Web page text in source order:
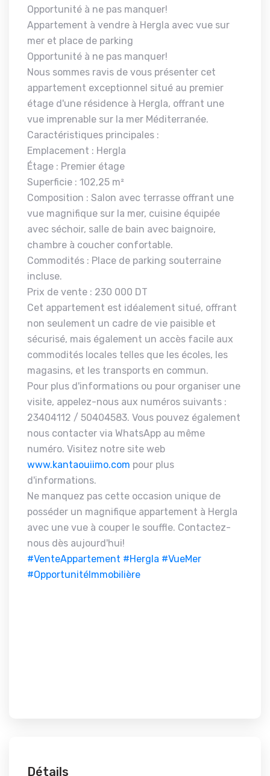
Opportunité à ne pas manquer!
Appartement à vendre à Hergla avec vue sur
mer et place de parking
Opportunité à ne pas manquer!
Nous sommes ravis de vous présenter cet
appartement exceptionnel situé au premier
étage d'une résidence à Hergla, offrant une
vue imprenable sur la mer Méditerranée.
Caractéristiques principales :
Emplacement : Hergla
Étage : Premier étage
Superficie : 102,25 m²
Composition : Salon avec terrasse offrant une
vue magnifique sur la mer, cuisine équipée
avec séchoir, salle de bain avec baignoire,
chambre à coucher confortable.
Commodités : Place de parking souterraine
incluse.
Prix de vente : 230 000 DT
Cet appartement est idéalement situé, offrant
non seulement un cadre de vie paisible et
sécurisé, mais également un accès facile aux
commodités locales telles que les écoles, les
magasins, et les transports en commun.
Pour plus d'informations ou pour organiser une
visite, appelez-nous aux numéros suivants :
23404112 / 50404583. Vous pouvez également
nous contacter via WhatsApp au même
numéro. Visitez notre site web
www.kantaouiimo.com pour plus
d'informations.
Ne manquez pas cette occasion unique de
posséder un magnifique appartement à Hergla
avec une vue à couper le souffle. Contactez-
nous dès aujourd'hui!
#VenteAppartement #Hergla #VueMer
#OpportunitéImmobilière
Détails